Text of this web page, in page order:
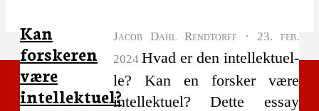
Kan
forskeren
være
intellektuel?
Jacob Dahl Rendtorff· 23. feb.
2024 Hvad er den intel­lek­tu­el­
le? Kan en for­sker være
intel­lek­tu­el? Det­te essay